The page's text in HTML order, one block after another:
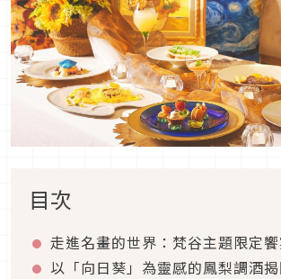
目次
走進名畫的世界：梵谷主題限定
以「向日葵」為靈感的鳳梨調酒